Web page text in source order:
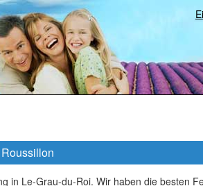
in Le-Grau-du-Roi. Wir haben die besten